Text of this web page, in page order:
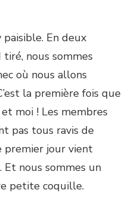
paisible. En deux
nous sommes
où nous allons
la première fois que
et moi ! Les membres
pas tous ravis de
premier jour vient
nous sommes un
petite coquille.